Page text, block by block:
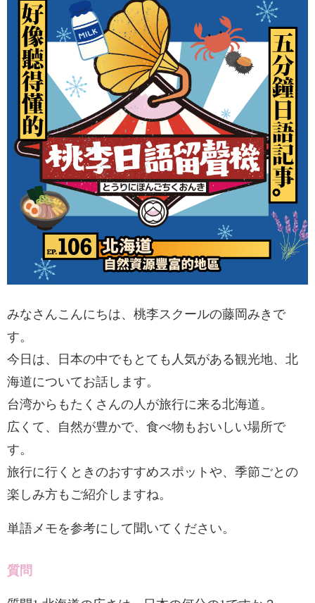
みなさんこんにちは、桃李スクールの藤岡みきで
す。
今日は、日本の中でもとても人気がある観光地、北
海道についてお話します。
台湾からもたくさんの人が旅行に来る北海道。
広くて、自然が豊かで、食べ物もおいしい場所で
す。
旅行に行くときのおすすめスポットや、季節ごとの
楽しみ方もご紹介しますね。
単語メモを参考にして聞いてください。
質問